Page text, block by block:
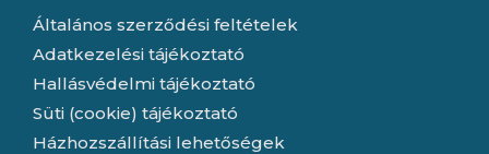
Általános szerződési feltételek
Adatkezelési tájékoztató
Hallásvédelmi tájékoztató
Süti (cookie) tájékoztató
Házhozszállítási lehetőségek